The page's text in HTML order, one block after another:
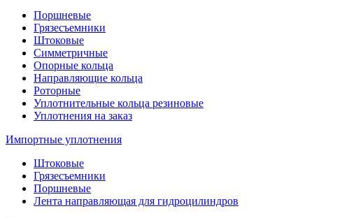
Поршневые
Грязесъемники
Штоковые
Симметричные
Опорные кольца
Направляющие кольца
Роторные
Уплотнительные кольца резиновые
Уплотнения на заказ
Импортные уплотнения
Штоковые
Грязесъемники
Поршневые
Лента направляющая для гидроцилиндров